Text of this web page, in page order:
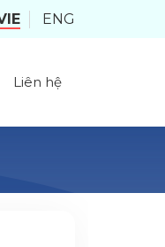
ENG
Liên hệ